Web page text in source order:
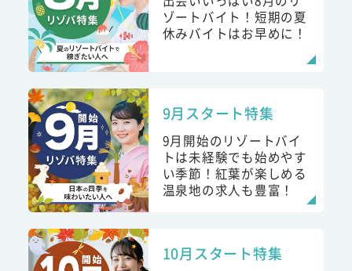
ゾートバイト！短期の夏
休みバイトはお早めに！
9月スタート特集
9月開始のリゾートバイ
トは未経験でも始めやす
い季節！紅葉が楽しめる
温泉地の求人も豊富！
10月スタート特集